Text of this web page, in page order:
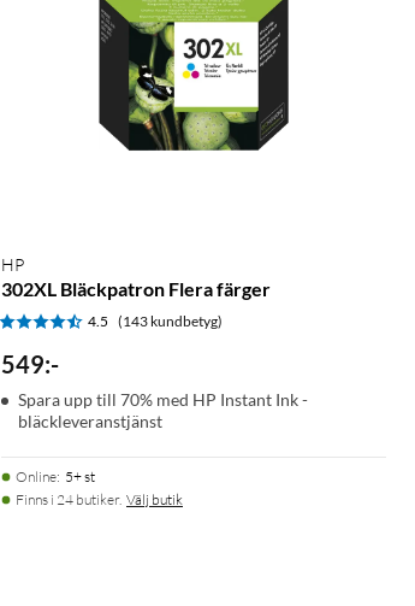
HP
302XL Bläckpatron Flera färger
4.5 (143 kundbetyg)
549:-
Spara upp till 70% med HP Instant Ink -
bläckleveranstjänst
Online: 5+ st
Finns i 24 butiker. Välj butik